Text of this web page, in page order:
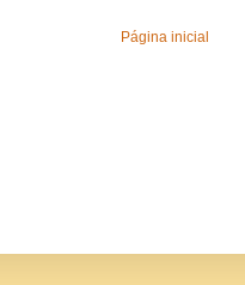
Página inicial